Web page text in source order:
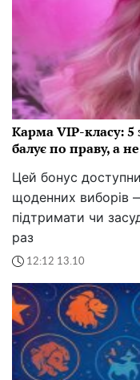
Карма VIP-класу: 5
балує по праву, а
Цей бонус
щоденних виборів
підтримати чи
раз
12:12 13.10